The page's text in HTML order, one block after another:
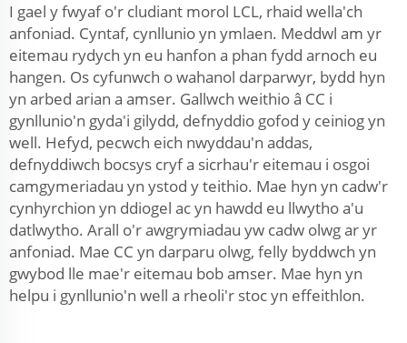
I gael y fwyaf o'r cludiant morol LCL, rhaid wella'ch
anfoniad. Cyntaf, cynllunio yn ymlaen. Meddwl am yr
eitemau rydych yn eu hanfon a phan fydd arnoch eu
hangen. Os cyfunwch o wahanol darparwyr, bydd hyn
yn arbed arian a amser. Gallwch weithio â CC i
gynllunio'n gyda'i gilydd, defnyddio gofod y ceiniog yn
well. Hefyd, pecwch eich nwyddau'n addas,
defnyddiwch bocsys cryf a sicrhau'r eitemau i osgoi
camgymeriadau yn ystod y teithio. Mae hyn yn cadw'r
cynhyrchion yn ddiogel ac yn hawdd eu llwytho a'u
datlwytho. Arall o'r awgrymiadau yw cadw olwg ar yr
anfoniad. Mae CC yn darparu olwg, felly byddwch yn
gwybod lle mae'r eitemau bob amser. Mae hyn yn
helpu i gynllunio'n well a rheoli'r stoc yn effeithlon.